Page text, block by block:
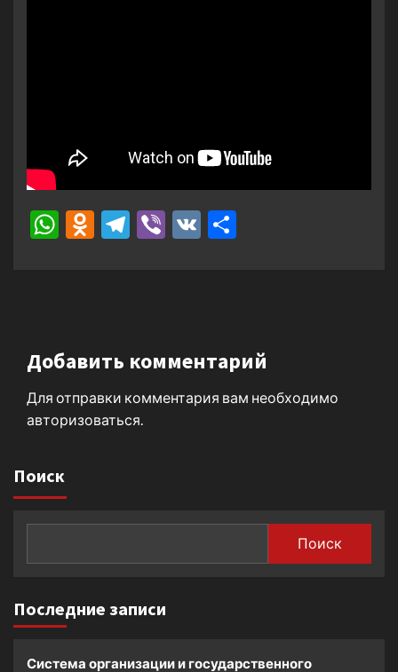
WhatsApp
Odnoklassniki
Telegram
Viber
VK
Добавить комментарий
Для отправки комментария вам необходимо
авторизоваться
Поиск
Поиск
Последние записи
Система организации и государственного